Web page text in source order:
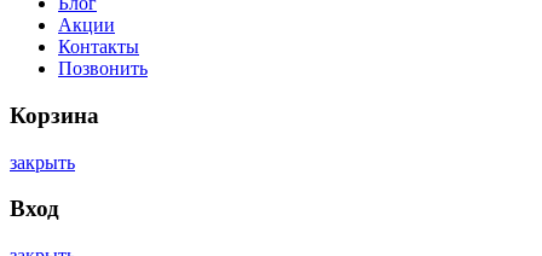
Акции
Контакты
Позвонить
Корзина
закрыть
Вход